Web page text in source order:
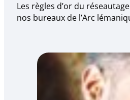
Les règles d’or du
nos bureaux de l’Arc